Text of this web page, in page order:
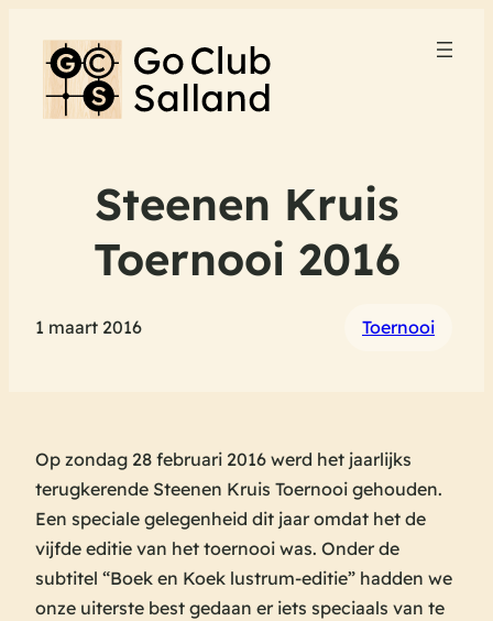
Steenen Kruis
Toernooi 2016
1 maart 2016 Toernooi
Op zondag 28 februari 2016 werd het jaarlijks
terugkerende Steenen Kruis Toernooi gehouden.
Een speciale gelegenheid dit jaar omdat het de
vijfde editie van het toernooi was. Onder de
subtitel “Boek en Koek lustrum-editie” hadden we
onze uiterste best gedaan er iets speciaals van te